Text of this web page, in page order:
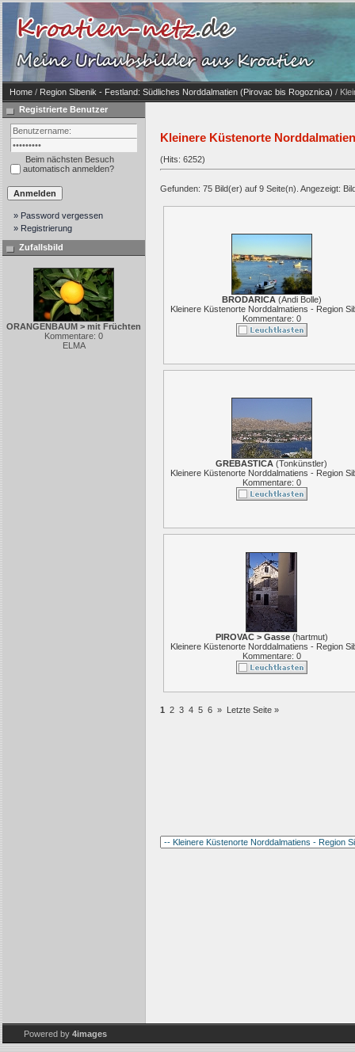
Home / Region Sibenik - Festland: Südliches Norddalmatien (Pirovac bis Rogoznica) /
Registrierte Benutzer
Beim nächsten Besuch
automatisch anmelden?
» Password vergessen
» Registrierung
Zufallsbild
ORANGENBAUM > mit Früchten
Kommentare: 0
ELMA
Kleinere Küstenorte
(Hits: 6252)
Gefunden: 75 Bild(er) auf 9 Seite(n). Angezeigt:
BRODARICA(Andi Bolle)
Kleinere Küstenorte Norddalmatiens - Region
Kommentare: 0
GREBASTICA (Tonkünstler)
Kleinere Küstenorte Norddalmatiens - Region
Kommentare: 0
PIROVAC > Gasse(hartmut)
Kleinere Küstenorte Norddalmatiens - Region
Kommentare: 0
1 2 3 4 5 6 » Letzte Seite »
Powered by 4images